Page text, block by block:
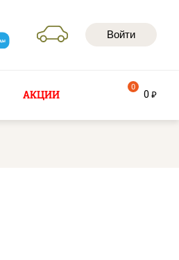
Войти
АКЦИИ 0 руб
0